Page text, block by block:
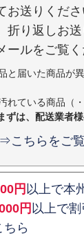
お送りくださ
折り返しお
ールをご覧く
と届いた商品が
れている商品（・
ずは、配送業者
こちらをご覧
円 以上で本
円以上で
ら